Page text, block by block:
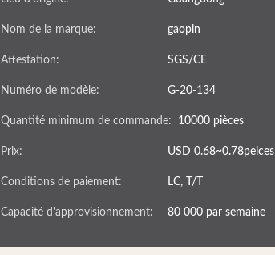
Nom de la marque: gaopin
Attestation: SGS/CE
Numéro de modèle: G-20-134
Quantité minimum de commande: 10000 pièces
Prix: USD 0.68~0.78peices
Conditions de paiement: LC, T/T
Capacité d'approvisionnement: 80 000 par semaine